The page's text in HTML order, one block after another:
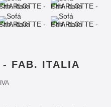
- FAB. ITALIA